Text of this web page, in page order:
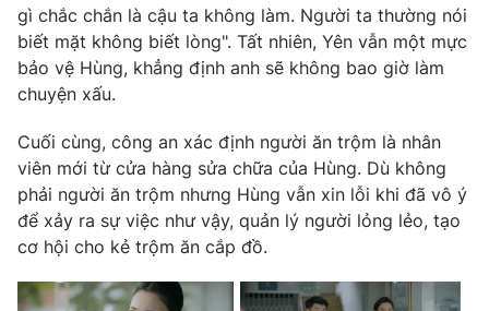
gì chắc chắn là cậu ta không làm. Người ta thường nói
biết mặt không biết lòng". Tất nhiên, Yên vẫn một mực
bảo vệ Hùng, khẳng định anh sẽ không bao giờ làm
chuyện xấu.
Cuối cùng, công an xác định người ăn trộm là nhân
viên mới từ cửa hàng sửa chữa của Hùng. Dù không
phải người ăn trộm nhưng Hùng vẫn xin lỗi khi đã vô ý
để xảy ra sự việc như vậy, quản lý người lỏng lẻo, tạo
cơ hội cho kẻ trộm ăn cắp đồ.